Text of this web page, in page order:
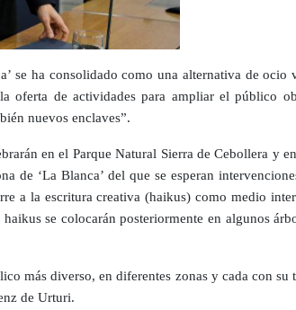
se ha consolidado como una alternativa de
oferta de actividades para ampliar el público
nuevos enclaves”.
en el Parque Natural Sierra de Cebollera y
de ‘La Blanca’ del que se esperan
a la escritura creativa (haikus) como medio
se colocarán posteriormente en algunos
más diverso, en diferentes zonas y cada con
de Urturi.